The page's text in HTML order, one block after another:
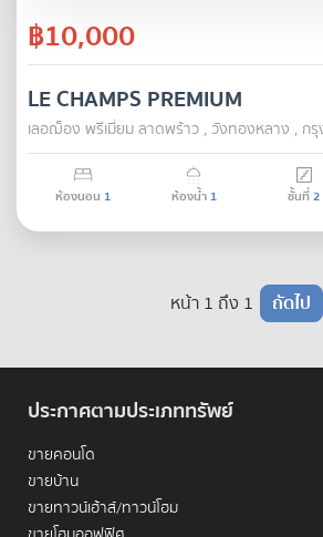
฿10,000
LE CHAMPS PREMIUM
เลอฌ็อง พรีเมี่ยม ลาดพร้าว , วังทองหลาง , กรุ
ห้องนอน 1 ห้องน้ำ 1 ชั้นที่2
หน้า 1 ถึง 1 ถัดไป
ประกาศตามประเภททรัพย์
ขายคอนโด
ขายบ้าน
ขายทาวน์เฮ้าส์/ทาวน์โฮม